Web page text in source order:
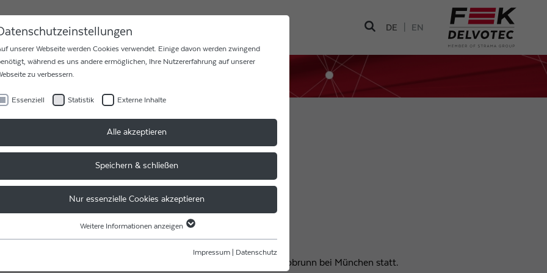
KARRIERE KONTAKT DE EN
- GELEBTE UNTERNEHMENSGRUPPE
- GELEBTE
auch ein regelmäßiger Work-Flow in unserem Hauptsitz in Ottobrunn bei München statt.
unserer Webseite werden Cookies verwendet. Einige davon werden zwingend
während es uns andere ermöglichen, Ihre Nutzererfahrung auf unserer
zu verbessern.
Essenziell Statistik Externe Inhalte
Alle akzeptieren
Speichern & schließen
Nur essenzielle Cookies akzeptieren
Essenzielle Cookies werden für grundlegende Funktionen der Webseite benötigt.
Weitere Informationen anzeigen
Impressum Datenschutz